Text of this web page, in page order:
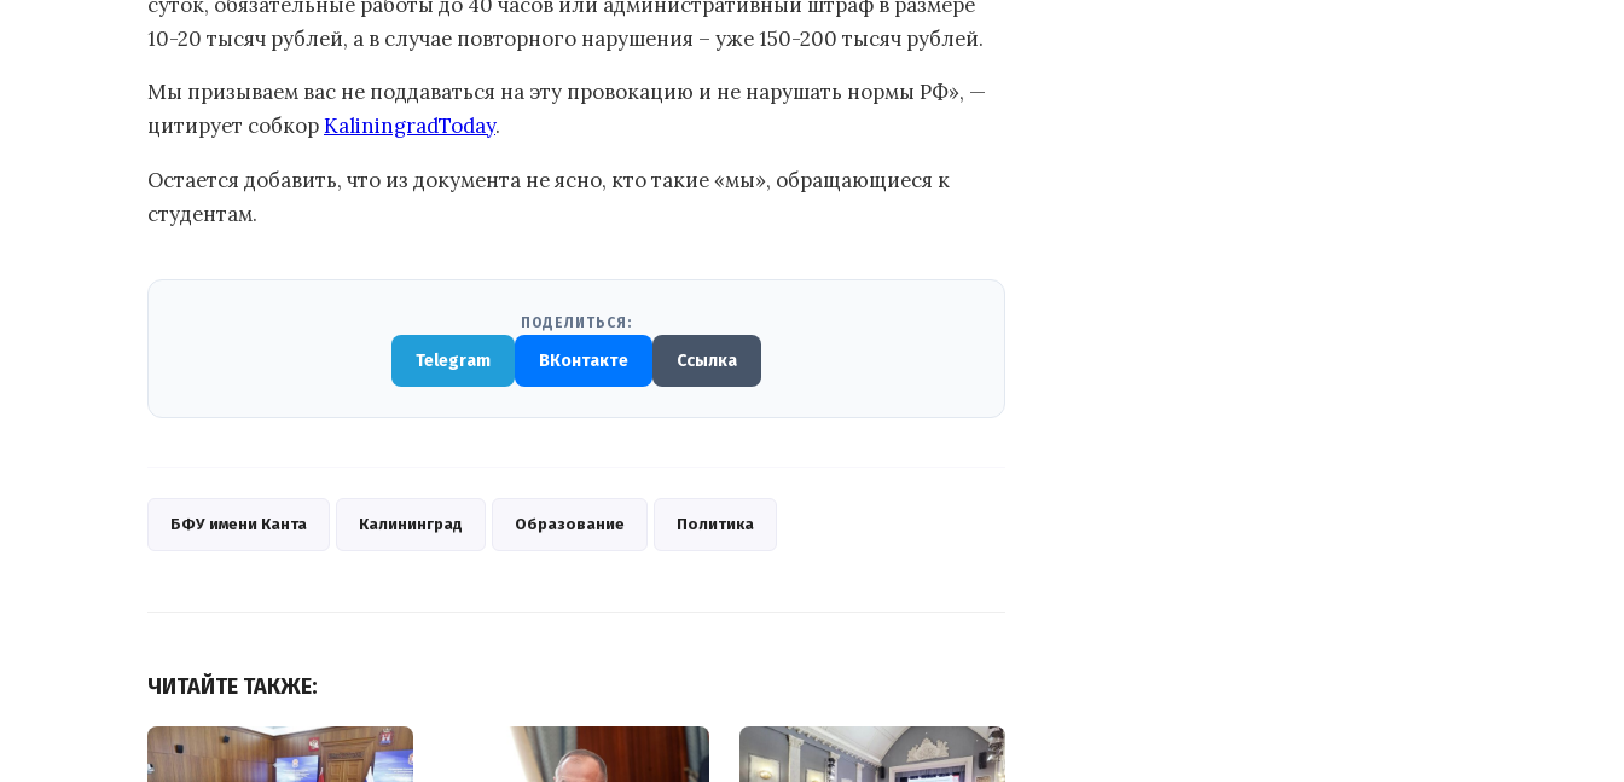
10-20 тысяч рублей, а в случае повторного нарушения – уже 150-200 тысяч рублей.
Мы призываем вас не поддаваться на эту провокацию и не нарушать нормы РФ», —
цитирует собкорKaliningradToday.
Остается добавить, что из документа не ясно, кто такие «мы», обращающиеся к
студентам.
ПОДЕЛИТЬСЯ:
Telegram ВКонтакте Ссылка
БФУ имени Канта Калининград Образование Политика
ЧИТАЙТЕ ТАКЖЕ: